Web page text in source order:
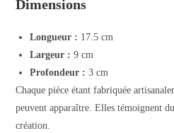
Dimensions
Longueur : 17.5 cm
Largeur : 9 cm
Profondeur : 3 cm
Chaque pièce étant fabriquée
peuvent apparaître. Elles témoignent
création.